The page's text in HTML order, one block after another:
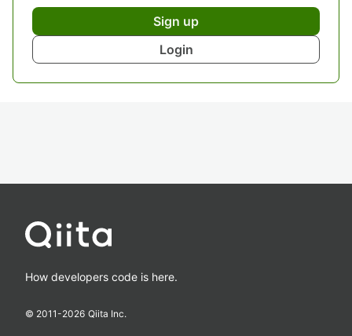
Sign up
Login
How developers code is here.
© 2011-2026 Qiita Inc.